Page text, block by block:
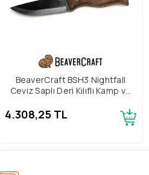
BeaverCraft BSH3 Nightfall
Ceviz Saplı Deri Kılıflı Kamp ve
4.308,25 TL